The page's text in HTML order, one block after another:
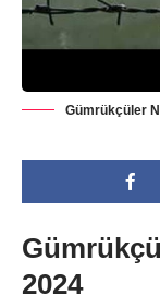
Gümrükçüler
2024